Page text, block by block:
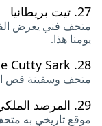
27. تيت بريطانيا
متحف فني يعرض
يومنا هذا.
28.
Cutty Sark
متحف وسفينة قص
29. المرصد
موقع تاريخي به